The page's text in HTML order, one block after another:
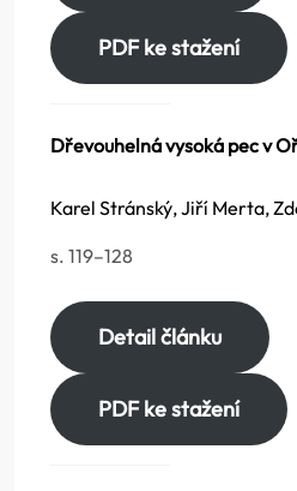
PDF ke stažení
Dřevouhelná vysoká pec v
Karel Stránský, Jiří Merta,
s. 119–128
Detail článku
PDF ke stažení